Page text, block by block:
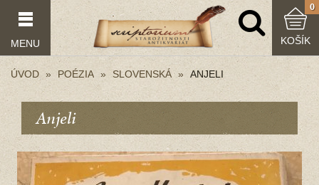
MENU
0
KOŠÍK
ÚVOD POÉZIA SLOVENSKÁ ANJELI
Anjeli